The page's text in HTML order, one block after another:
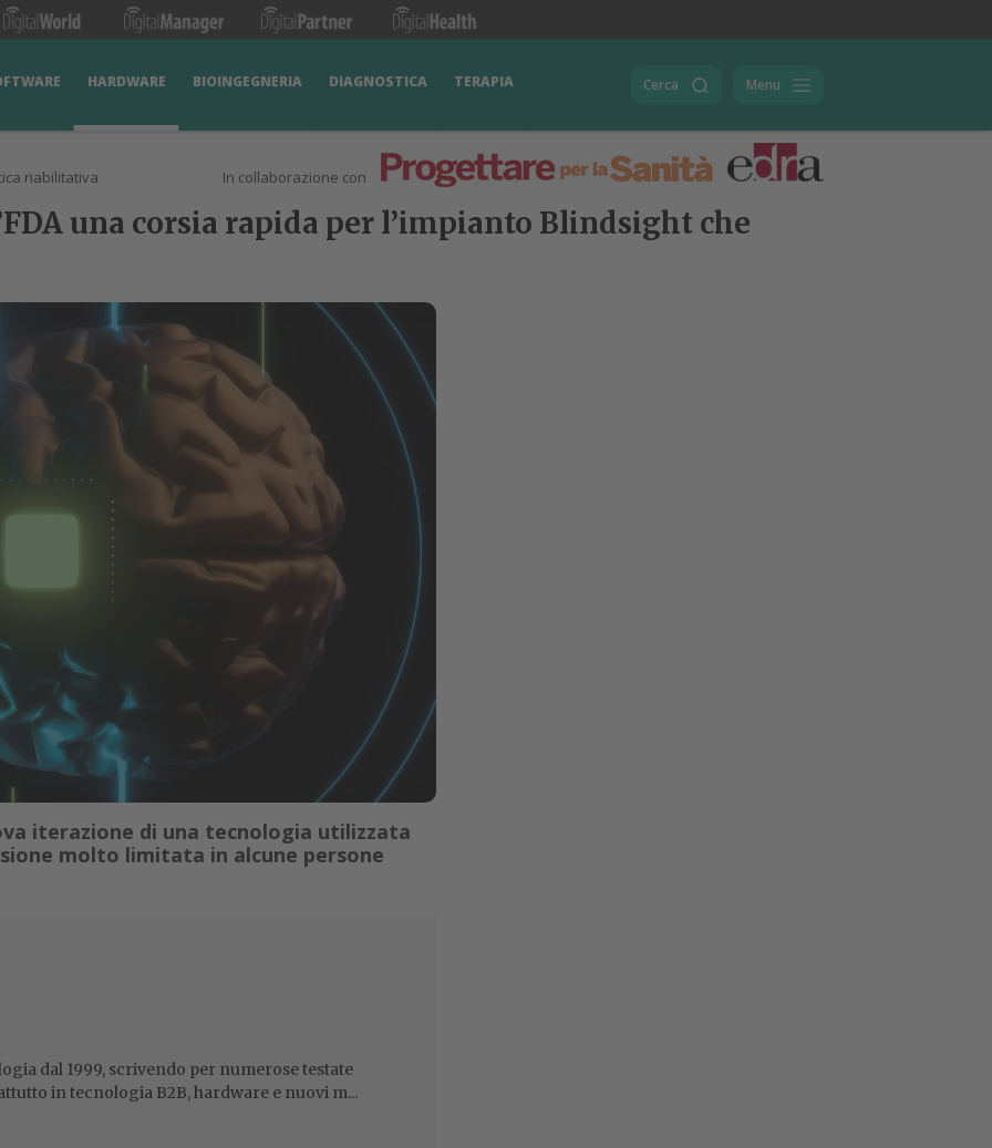
HARDWARE BIOINGEGNERIA DIAGNOSTICA TERAPIA Cerca Menu
In collaborazione con
riabilitativa
una corsia rapida per l’impianto Blindsight che
iterazione di una tecnologia utilizzata
molto limitata in alcune persone
dal 1999, scrivendo per numerose testate
in tecnologia B2B, hardware e nuovi m...